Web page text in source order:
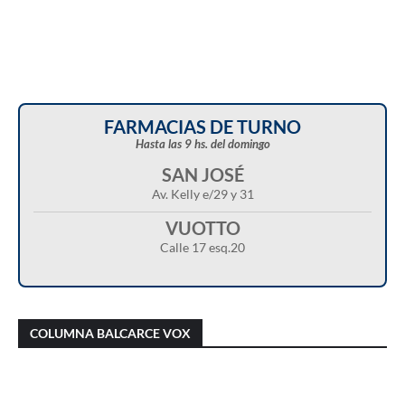
FARMACIAS DE TURNO
Hasta las 9 hs. del domingo
SAN JOSÉ
Av. Kelly e/29 y 31
VUOTTO
Calle 17 esq.20
COLUMNA BALCARCE VOX
que se conozca la carga horaria de cada
médico/a municipal
cuestionó el proyecto de reforma de la Ley de
Tierras y advirtió sobre una “entrega total”